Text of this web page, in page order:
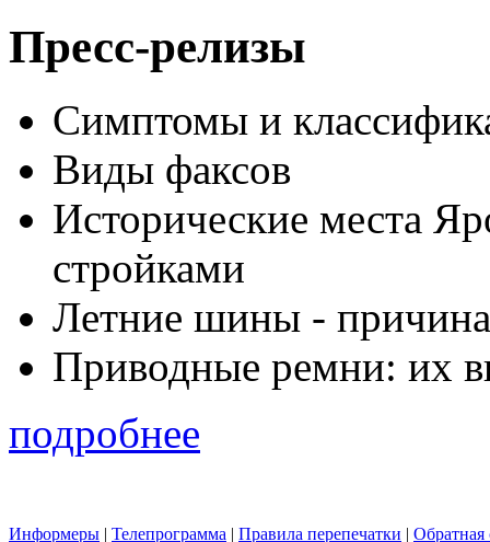
Пресс-релизы
Симптомы и
Виды факсов
Исторические места
стройками
Летние шины -
Приводные ремни: их
подробнее
Информеры | Телепрограмма | Правила перепечатки | Обратная